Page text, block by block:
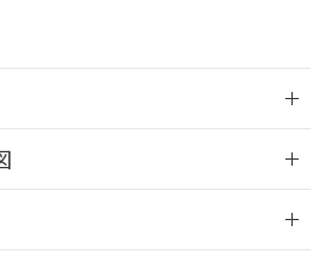
」に記載されている法人を
行日時点で非含有を証明す
に遡って非含有を証明する
せん。
、対応完了までの期間は出
品が混在することから備考